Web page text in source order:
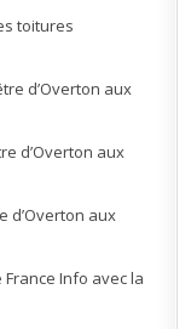
toitures
d’Overton aux
d’Overton aux
d’Overton aux
France Info avec la